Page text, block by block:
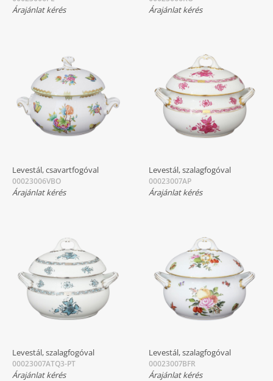
Árajánlat kérés Árajánlat kérés
Levestál, csavartfogóval
00023006VBO
Árajánlat kérés
Levestál, szalagfogóval
00023007AP
Árajánlat kérés
Levestál, szalagfogóval
00023007ATQ3-PT
Árajánlat kérés
Levestál, szalagfogóval
00023007BFR
Árajánlat kérés